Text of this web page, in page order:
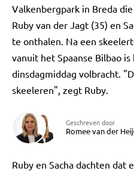
Valkenbergpark in Breda
Ruby van der Jagt (35) en
te onthalen. Na een
vanuit het Spaanse Bilbao
dinsdagmiddag volbracht.
skeeleren", zegt Ruby.
Geschreven door
Romee van der
Ruby en Sacha dachten dat